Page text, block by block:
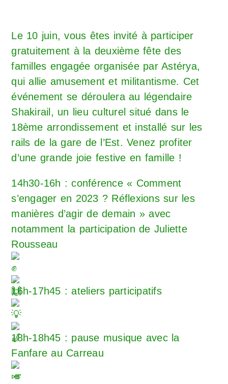
Le 10 juin, vous êtes invité à participer
gratuitement à la deuxième fête des
familles engagée organisée par Astérya,
qui allie amusement et militantisme. Cet
événement se déroulera au légendaire
Shakirail, un lieu culturel situé dans le
18ème arrondissement et installé sur les
rails de la gare de l’Est. Venez profiter
d’une grande joie festive en famille !
14h30-16h : conférence « Comment
s’engager en 2023 ? Réflexions sur les
manières d’agir de demain » avec
notamment la participation de Juliette
Rousseau
16h-17h45 : ateliers participatifs
18h-18h45 : pause musique avec la
Fanfare au Carreau